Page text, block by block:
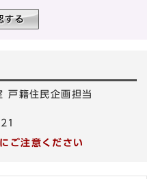
戸籍住民企画担当
ご注意ください